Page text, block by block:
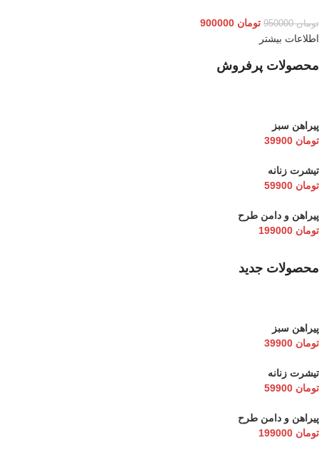
تومان950000 تومان
اطلاعات بیشتر
محصولات پرفروش
پیراهن سبز
تومان
تیشرت زنانه
تومان
پیراهن و دامن طرح
تومان
محصولات جدید
پیراهن سبز
تومان
تیشرت زنانه
تومان
پیراهن و دامن طرح
تومان